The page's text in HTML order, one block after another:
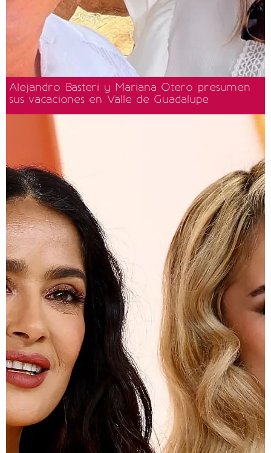
Alejandro Basteri y Mariana Otero presumen
sus vacaciones en Valle de Guadalupe